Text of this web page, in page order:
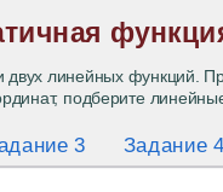
линейных функций.
подберите